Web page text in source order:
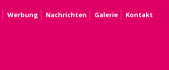
Werbung Nachrichten Galerie Kontakt